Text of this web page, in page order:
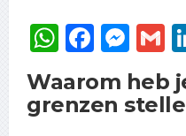
Waarom heb
grenzen